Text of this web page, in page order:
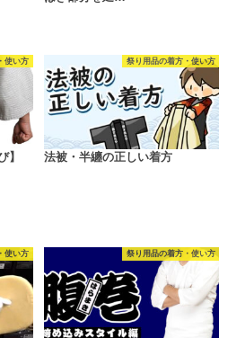
使い方
】
祭り用品の着方・使い方
法被・半纏の正しい着方
使い方 祭り用品の着方・使い方